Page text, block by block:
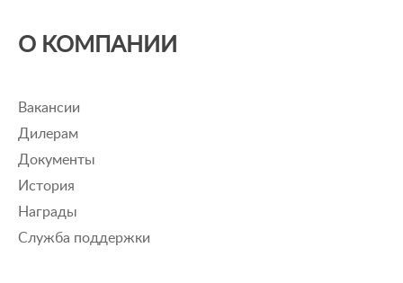
О КОМПАНИИ
Вакансии
Дилерам
Документы
История
Награды
Служба поддержки